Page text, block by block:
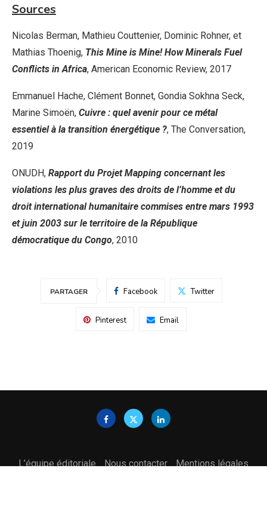
Sources
Nicolas Berman, Mathieu Couttenier, Dominic Rohner, et
Mathias Thoenig, This Mine is Mine! How Minerals Fuel
Conflicts in Africa, American Economic Review, 2017
Emmanuel Hache, Clément Bonnet, Gondia Sokhna Seck,
Marine Simoën, Cuivre : quel avenir pour ce métal
essentiel à la transition énergétique ?, The Conversation,
2019
ONUDH, Rapport du Projet Mapping concernant les
violations les plus graves des droits de l’homme et du
droit international humanitaire commises entre mars 1993
et juin 2003 sur le territoire de la République
démocratique du Congo, 2010
PARTAGER Facebook Twitter
Pinterest Email
L’équipe éditoriale Nous contacter
Mentions légales